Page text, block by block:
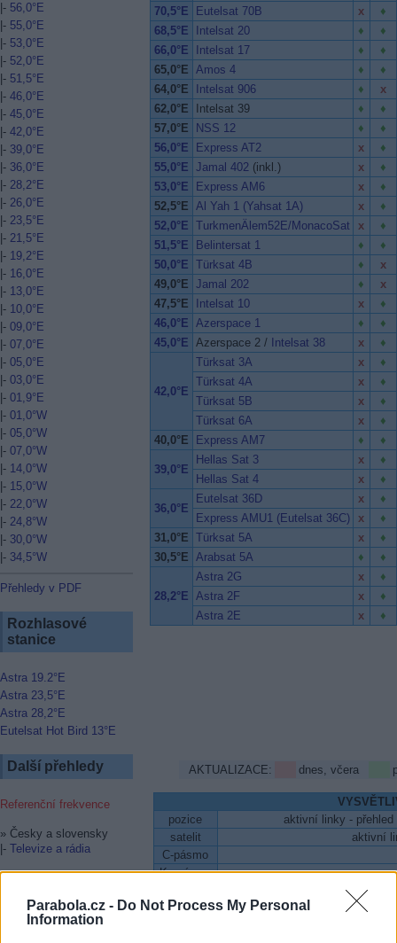
Parabola.cz - Do Not Process My Personal
Information
|- 56,0°E
|- 55,0°E
|- 53,0°E
|- 52,0°E
|- 51,5°E
|- 46,0°E
|- 45,0°E
|- 42,0°E
|- 39,0°E
|- 36,0°E
|- 28,2°E
|- 26,0°E
|- 23,5°E
|- 21,5°E
|- 19,2°E
|- 16,0°E
|- 13,0°E
|- 10,0°E
|- 09,0°E
|- 07,0°E
|- 05,0°E
|- 03,0°E
|- 01,9°E
|- 01,0°W
|- 05,0°W
|- 07,0°W
|- 14,0°W
|- 15,0°W
|- 22,0°W
|- 24,8°W
|- 30,0°W
|- 34,5°W
Přehledy v PDF
Rozhlasové
stanice
Astra 19.2°E
Astra 23,5°E
Astra 28,2°E
Eutelsat Hot Bird 13°E
Další přehledy
Referenční frekvence
» Česky a slovensky
|- Televize a rádia
» Skryté titulky u TV
» Tématické programy
70,5°E
Eutelsat 70B
68,5°E
Intelsat 20
66,0°E
Intelsat 17
65,0°E Amos 4
64,0°E
Intelsat 906
62,0°E
Intelsat 39
57,0°E
NSS 12
56,0°E
Express AT2
55,0°E Jamal 402(inkl.)
53,0°E
Express AM6
52,5°E Al Yah 1 (Yahsat 1A)
52,0°E TurkmenÄlem52E/MonacoSat
51,5°E
Belintersat 1
50,0°E Türksat 4B
49,0°E Jamal 202
47,5°E
Intelsat 10
46,0°E Azerspace 1
45,0°E Azerspace 2 / Intelsat 38
42,0°E
Türksat 3A
Türksat 4A
Türksat 5B
Türksat 6A
40,0°E
Express AM7
39,0°E
Hellas Sat 3
Hellas Sat 4
36,0°E
Eutelsat 36D
Express AMU1 (Eutelsat 36C)
31,0°E Türksat 5A
30,5°E Arabsat 5A
28,2°E
Astra 2G
Astra 2F
Astra 2E
AKTUALIZACE: dnes, včera
pozice
aktivní linky -
satelit
aktivní
C-pásmo
Ku-pásmo
Uvedený satelit
Uvedený satelit NEmá či